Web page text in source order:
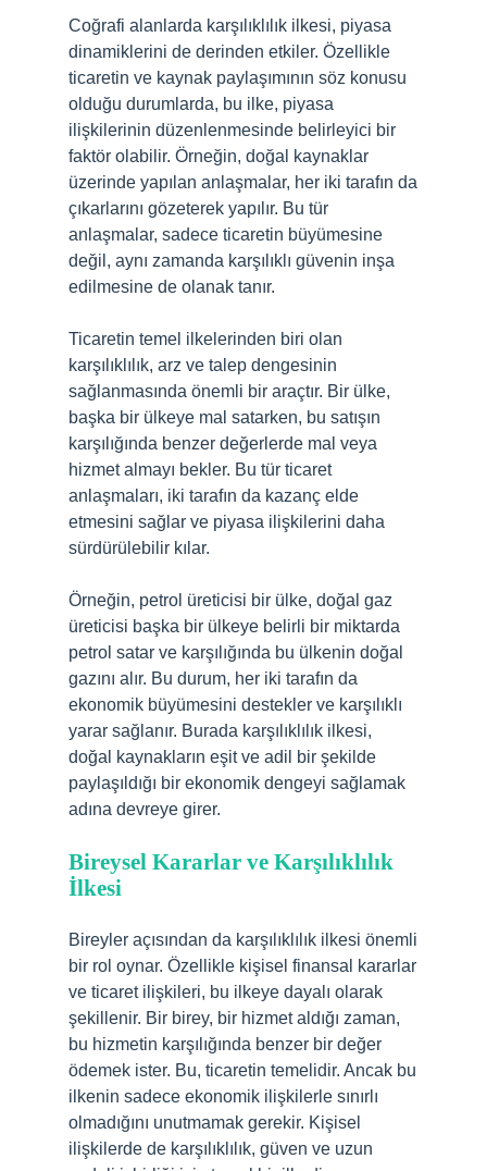
Coğrafi alanlarda karşılıklılık ilkesi, piyasa
dinamiklerini de derinden etkiler. Özellikle
ticaretin ve kaynak paylaşımının söz konusu
olduğu durumlarda, bu ilke, piyasa
ilişkilerinin düzenlenmesinde belirleyici bir
faktör olabilir. Örneğin, doğal kaynaklar
üzerinde yapılan anlaşmalar, her iki tarafın da
çıkarlarını gözeterek yapılır. Bu tür
anlaşmalar, sadece ticaretin büyümesine
değil, aynı zamanda karşılıklı güvenin inşa
edilmesine de olanak tanır.
Ticaretin temel ilkelerinden biri olan
karşılıklılık, arz ve talep dengesinin
sağlanmasında önemli bir araçtır. Bir ülke,
başka bir ülkeye mal satarken, bu satışın
karşılığında benzer değerlerde mal veya
hizmet almayı bekler. Bu tür ticaret
anlaşmaları, iki tarafın da kazanç elde
etmesini sağlar ve piyasa ilişkilerini daha
sürdürülebilir kılar.
Örneğin, petrol üreticisi bir ülke, doğal gaz
üreticisi başka bir ülkeye belirli bir miktarda
petrol satar ve karşılığında bu ülkenin doğal
gazını alır. Bu durum, her iki tarafın da
ekonomik büyümesini destekler ve karşılıklı
yarar sağlanır. Burada karşılıklılık ilkesi,
doğal kaynakların eşit ve adil bir şekilde
paylaşıldığı bir ekonomik dengeyi sağlamak
adına devreye girer.
Bireysel Kararlar ve Karşılıklılık
İlkesi
Bireyler açısından da karşılıklılık ilkesi önemli
bir rol oynar. Özellikle kişisel finansal kararlar
ve ticaret ilişkileri, bu ilkeye dayalı olarak
şekillenir. Bir birey, bir hizmet aldığı zaman,
bu hizmetin karşılığında benzer bir değer
ödemek ister. Bu, ticaretin temelidir. Ancak bu
ilkenin sadece ekonomik ilişkilerle sınırlı
olmadığını unutmamak gerekir. Kişisel
ilişkilerde de karşılıklılık, güven ve uzun